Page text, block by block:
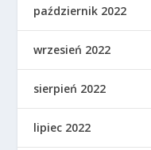
październik 2022
wrzesień 2022
sierpień 2022
lipiec 2022